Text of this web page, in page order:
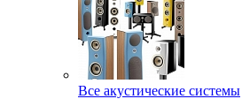
Все акустические системы